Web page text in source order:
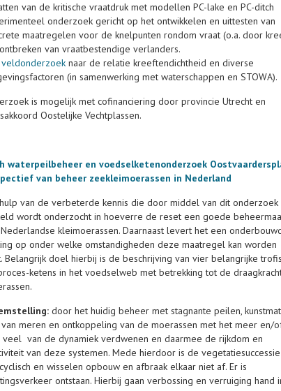
van de kritische vraatdruk met modellen PC-lake en PC-ditch
onderzoek gericht op het ontwikkelen en uittesten van
maatregelen voor de knelpunten rondom vraat (o.a. door
van vraatbestendige verlanders.
veldonderzoek naar de relatie kreeftendichtheid en diverse
(in samenwerking met waterschappen en STOWA).
is mogelijk met cofinanciering door provincie Utrecht en
Oostelijke Vechtplassen.
waterpeilbeheer en voedselketenonderzoek
van beheer zeekleimoerassen in Nederland
van de verbeterde kennis die door middel van dit
wordt onderzocht in hoeverre de reset een goede
kleimoerassen. Daarnaast levert het een
op onder welke omstandigheden deze maatregel kan worden
Belangrijk doel hierbij is de beschrijving van vier belangrijke
ketens in het voedselweb met betrekking tot de
door het huidig beheer met stagnante peilen,
meren en ontkoppeling van de moerassen met het meer en/
veel van de dynamiek verdwenen en daarmee de rijkdom en
van deze systemen. Mede hierdoor is de
en wisselen opbouw en afbraak elkaar niet af. Er is
ontstaan. Hierbij gaan verbossing en verruiging hand